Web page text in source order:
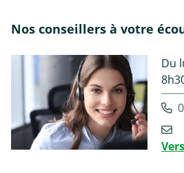
Nos conseillers à votre
Du